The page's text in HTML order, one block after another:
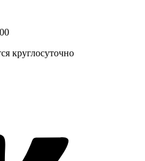
круглосуточно